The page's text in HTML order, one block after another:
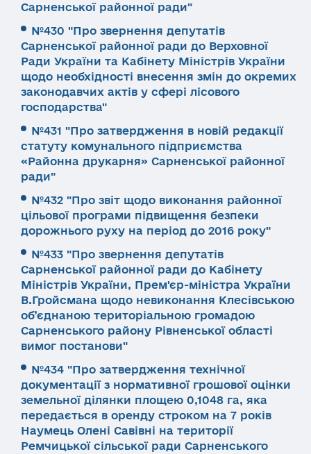
Сарненської районної ради"
№430 "Про звернення депутатів
Сарненської районної ради до Верховної
Ради України та Кабінету Міністрів України
щодо необхідності внесення змін до окремих
законодавчих актів у сфері лісового
господарства"
№431 "Про затвердження в новій редакції
статуту комунального підприємства
«Районна друкарня» Сарненської районної
ради"
№432 "Про звіт щодо виконання районної
цільової програми підвищення безпеки
дорожнього руху на період до 2016 року"
№433 "Про звернення депутатів
Сарненської районної ради до Кабінету
Міністрів України, Прем'єр-міністра України
В.Гройсмана щодо невиконання Клесівською
об’єднаною територіальною громадою
Сарненського району Рівненської області
вимог постанови"
№434 "Про затвердження технічної
документації з нормативної грошової оцінки
земельної ділянки площею 0,1048 га, яка
передається в оренду строком на 7 років
Наумець Олені Савівні на території
Ремчицької сільської ради Сарненського